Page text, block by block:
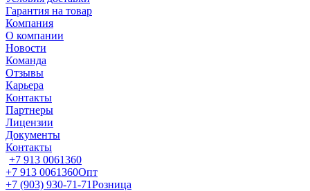
Гарантия на товар
Компания
О компании
Новости
Команда
Отзывы
Карьера
Контакты
Партнеры
Лицензии
Документы
Контакты
+7 913 0061360
+7 913 0061360Опт
+7 (903) 930-71-71Розница